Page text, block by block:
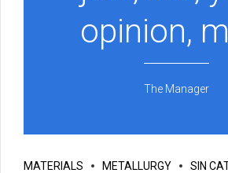
opinion,
The Manager
MATERIALS METALLURGY SIN